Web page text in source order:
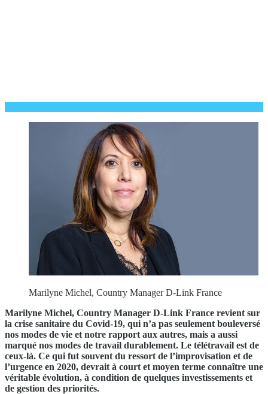
Marilyne Michel, Country Manager D-Link France
Marilyne Michel, Country Manager D-Link France revient sur
la crise sanitaire du Covid-19, qui n’a pas seulement bouleversé
nos modes de vie et notre rapport aux autres, mais a aussi
marqué nos modes de travail durablement. Le télétravail est de
ceux-là. Ce qui fut souvent du ressort de l’improvisation et de
l’urgence en 2020, devrait à court et moyen terme connaître une
véritable évolution, à condition de quelques investissements et
de gestion des priorités.